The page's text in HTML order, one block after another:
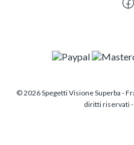
© 2026 Spegetti Visione Superba -
diritti riservati